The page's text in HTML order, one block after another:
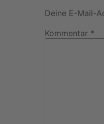
Deine E-Mail-
Kommentar *